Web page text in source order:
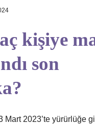
kişiye
son
Mart 2023’te yürürlüğe